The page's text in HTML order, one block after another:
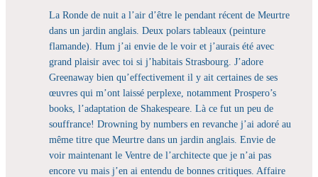
La Ronde de nuit a l’air d’être le pendant récent de Meurtre
dans un jardin anglais. Deux polars tableaux (peinture
flamande). Hum j’ai envie de le voir et j’aurais été avec
grand plaisir avec toi si j’habitais Strasbourg. J’adore
Greenaway bien qu’effectivement il y ait certaines de ses
œuvres qui m’ont laissé perplexe, notamment Prospero’s
books, l’adaptation de Shakespeare. Là ce fut un peu de
souffrance! Drowning by numbers en revanche j’ai adoré au
même titre que Meurtre dans un jardin anglais. Envie de
voir maintenant le Ventre de l’architecte que je n’ai pas
encore vu mais j’en ai entendu de bonnes critiques. Affaire